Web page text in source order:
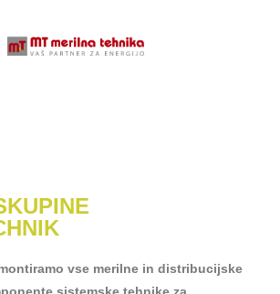
vse merilne in distribucijske